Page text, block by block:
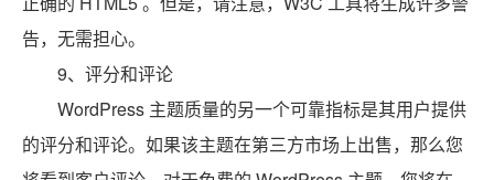
告，无需担心。
9、评分和评论
WordPress 主题质量的另一个可靠指标是其用户提供
的评分和评论。如果该主题在第三方市场上出售，那么您